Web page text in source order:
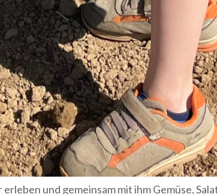
und gemeinsam mit ihm Gemüse,